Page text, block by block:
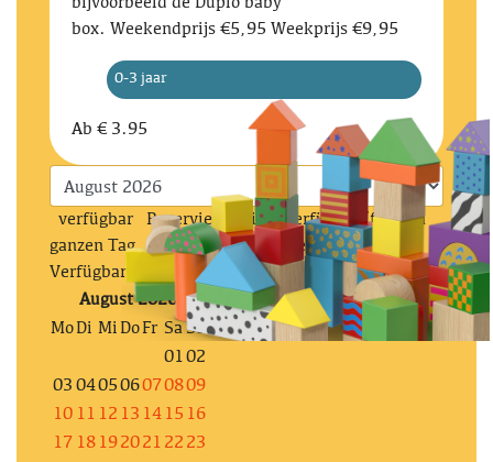
box. Weekendprijs €5,95 Weekprijs €9,95
0-3 jaar
Ab € 3.95
verfügbar Reserviert
Nicht verfügbar (für den
ganzen Tag, prüfe die stundenweise
Verfügbarkeit)
August 2026
MoDi Mi DoFr Sa So
0102
03 040506070809
10 11 12 13 14 15 16
17 18 192021 22 23